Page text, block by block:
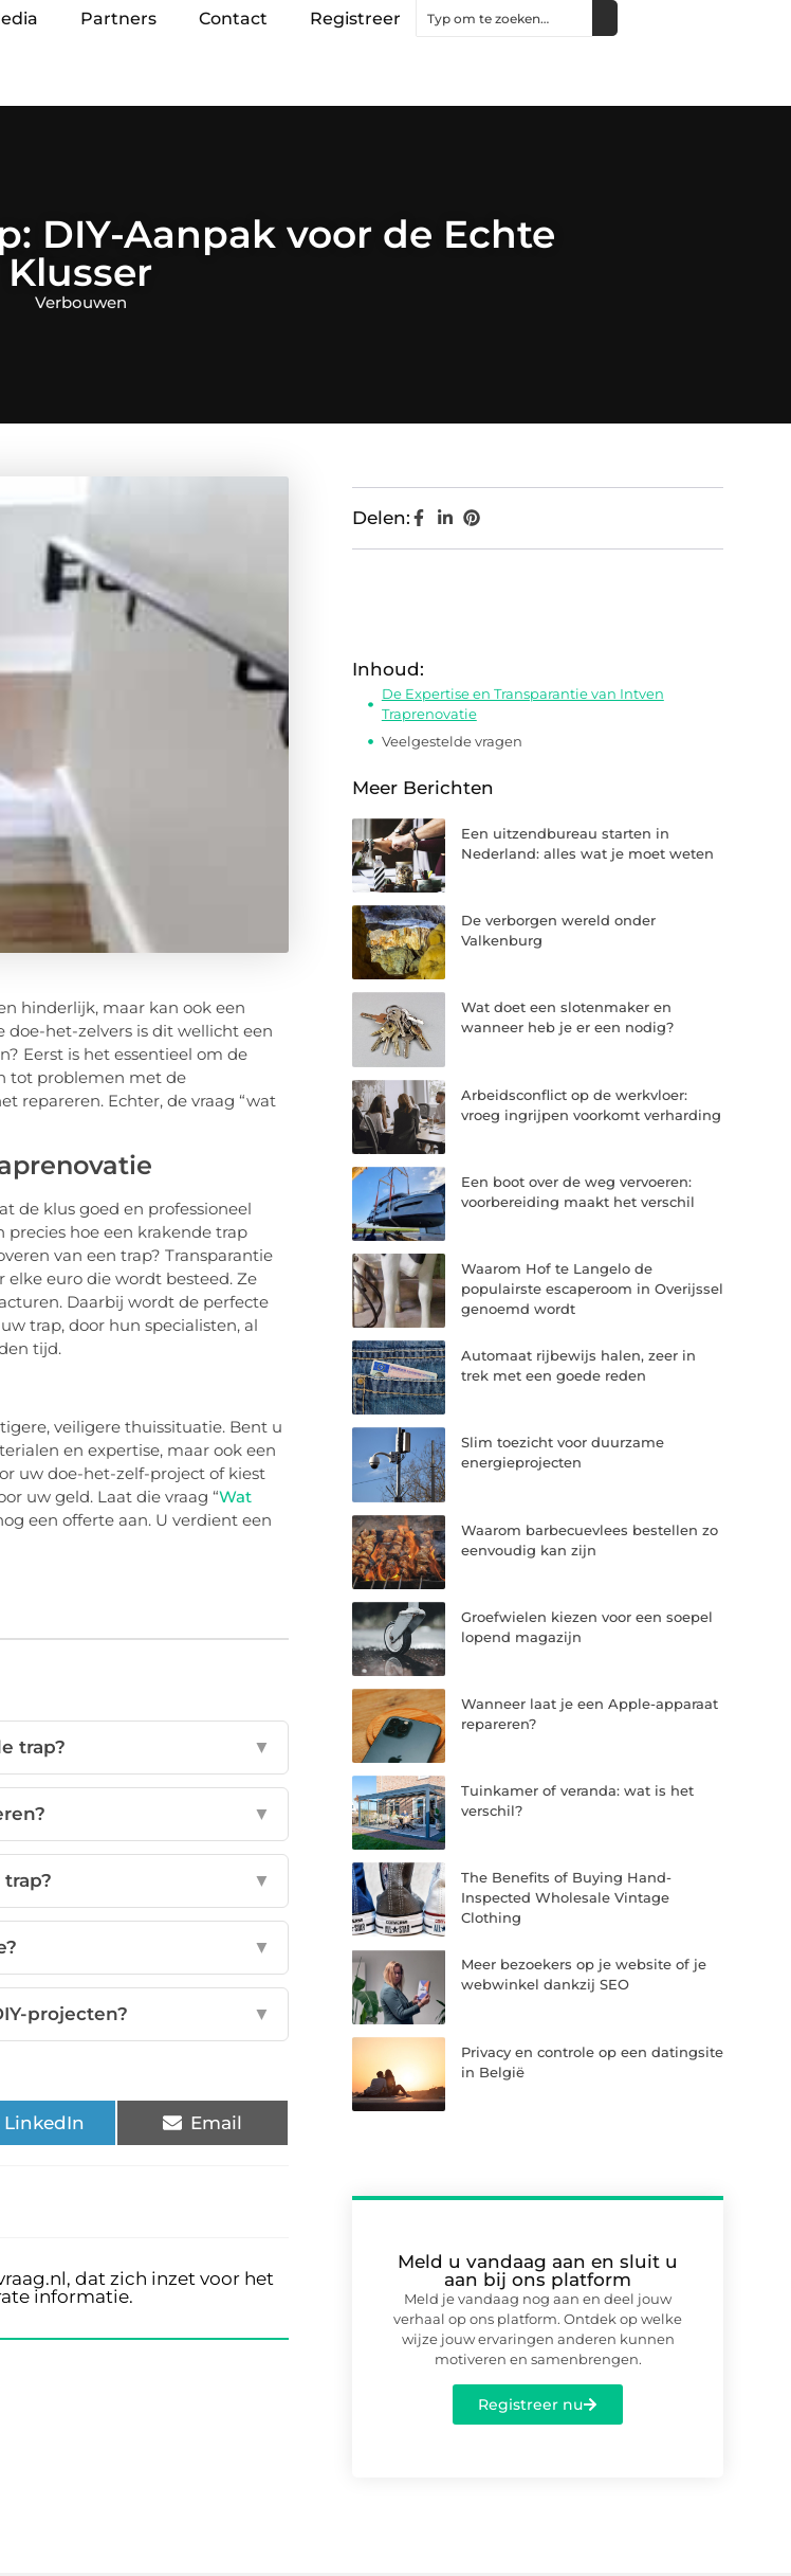
Partners Contact Registreer
DIY-Aanpak voor de Echte
Klusser
Verbouwen
hinderlijk, maar kan ook een
doe-het-zelvers is dit wellicht een
Eerst is het essentieel om de
tot problemen met de
repareren. Echter, de vraag “wat
de klus goed en professioneel
hoe een krakende trap
van een trap? Transparantie
euro die wordt besteed. Ze
Daarbij wordt de perfecte
trap, door hun specialisten, al
tijd.
veiligere thuissituatie. Bent u
en expertise, maar ook een
uw doe-het-zelf-project of kiest
uw geld. Laat die vraag “Wat
een offerte aan. U verdient een
trap? ▼
▼
▼
▼
projecten? ▼
LinkedIn Email
dat zich inzet voor het
informatie.
Delen:
Inhoud:
De Expertise en Transparantie van Intven
Traprenovatie
Veelgestelde vragen
Meer Berichten
Een uitzendbureau starten in
Nederland: alles wat je moet weten
De verborgen wereld onder
Valkenburg
Wat doet een slotenmaker en
wanneer heb je er een nodig?
Arbeidsconflict op de werkvloer:
vroeg ingrijpen voorkomt verharding
Een boot over de weg vervoeren:
voorbereiding maakt het verschil
Waarom Hof te Langelo de
populairste escaperoom in Overijssel
genoemd wordt
Automaat rijbewijs halen, zeer in
trek met een goede reden
Slim toezicht voor duurzame
energieprojecten
Waarom barbecuevlees bestellen zo
eenvoudig kan zijn
Groefwielen kiezen voor een soepel
lopend magazijn
Wanneer laat je een Apple-apparaat
repareren?
Tuinkamer of veranda: wat is het
verschil?
The Benefits of Buying Hand-
Inspected Wholesale Vintage
Clothing
Meer bezoekers op je website of je
webwinkel dankzij SEO
Privacy en controle op een datingsite
in België
Meld u vandaag aan en sluit u
aan bij ons platform
Meld je vandaag nog aan en deel jouw
verhaal op ons platform. Ontdek op welke
wijze jouw ervaringen anderen kunnen
motiveren en samenbrengen.
Registreer nu